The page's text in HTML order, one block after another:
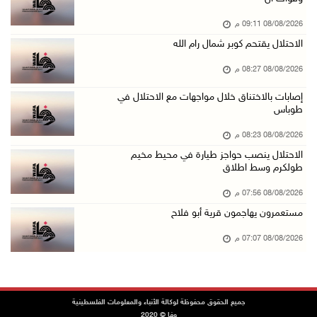
08/آب/2026 04:42 م
جلسة لمجلس الأمن بشأن الضفة الغربية الثلاثاء ...
50 طفلا وطفلة من القدس يستعدون للمغادرة إلى ا ...
08/آب/2026 03:51 م
مستعمر إرهابي يُطلق مواشيه في أراضي الطيبة شر ...
08/آب/2026 02:37 م
إصابتان في هجوم للمستعمرين الإرهابيين على بيت ...
الرئيس يستقبل مجلس بلدية بيت لحم ويؤكد النهوض ...
الفيضانات في ولاية آسام الهندية تودي بـ98 شخص ...
08/08/2026 09:11 م
الاحتلال يقتحم كوبر شمال رام الله
08/08/2026 08:27 م
إصابات بالاختناق خلال مواجهات مع الاحتلال في
طوباس
08/08/2026 08:23 م
الاحتلال ينصب حواجز طيارة في محيط مخيم
طولكرم وسط اطلاق
08/08/2026 07:56 م
مستعمرون يهاجمون قرية أبو فلاح
08/08/2026 07:07 م
جميع الحقوق محفوظة لوكالة الأنباء والمعلومات الفلسطينية